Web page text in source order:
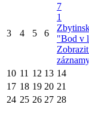
3 4 5 6
7
1
"Bod v
10 11 12 13 14
17 18 19 20 21
24 25 26 27 28